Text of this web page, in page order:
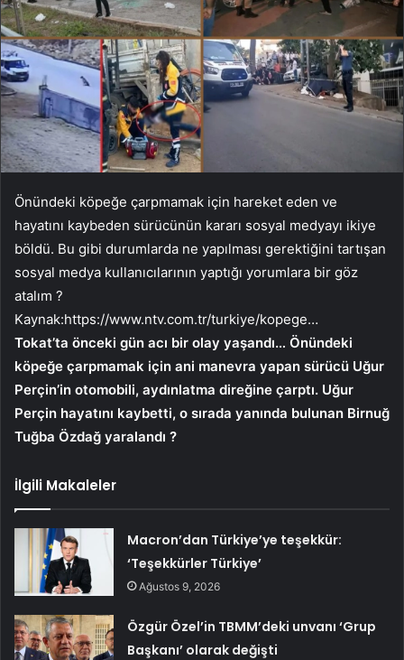
Önündeki köpeğe çarpmamak için hareket eden ve
hayatını kaybeden sürücünün kararı sosyal medyayı ikiye
böldü. Bu gibi durumlarda ne yapılması gerektiğini tartışan
sosyal medya kullanıcılarının yaptığı yorumlara bir göz
atalım ?
Kaynak:https://www.ntv.com.tr/turkiye/kopege…
Tokat’ta önceki gün acı bir olay yaşandı… Önündeki
köpeğe çarpmamak için ani manevra yapan sürücü Uğur
Perçin’in otomobili, aydınlatma direğine çarptı. Uğur
Perçin hayatını kaybetti, o sırada yanında bulunan Birnuğ
Tuğba Özdağ yaralandı ?
İlgili Makaleler
Macron’dan Türkiye’ye teşekkür:
‘Teşekkürler Türkiye’
Ağustos 9, 2026
Özgür Özel’in TBMM’deki unvanı ‘Grup
Başkanı’ olarak değişti